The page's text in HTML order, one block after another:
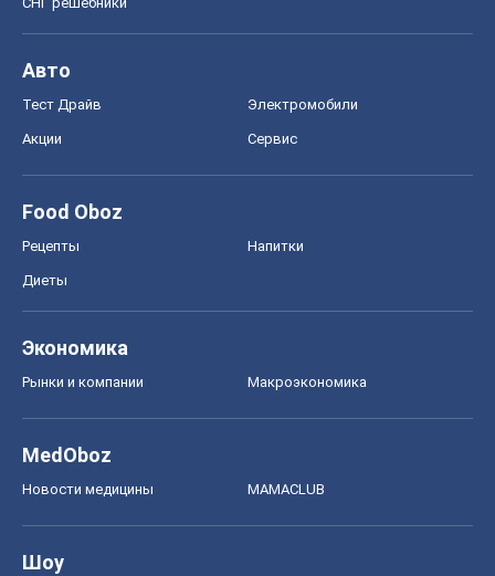
Авто
Тест Драйв Электромобили
Акции Сервис
Food Oboz
Рецепты Напитки
Диеты
Экономика
Рынки и компании Mакроэкономика
MedOboz
Новости медицины MAMACLUB
Шоу